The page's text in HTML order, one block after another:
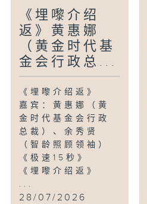
《埋嚟介绍
返》黄惠娜
（黄金时代基
金会行政总...
《埋嚟介绍返》
嘉宾：黄惠娜（黄
金时代基金会行政
总裁）、余秀贤
（智龄照顾领袖）
《极速15秒》
《埋嚟介绍返》
...
28/07/2026